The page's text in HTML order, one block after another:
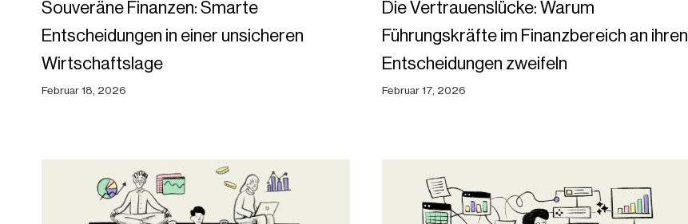
Souveräne Finanzen: Smarte
Entscheidungen in einer unsicheren
Wirtschaftslage
Februar 18, 2026
Die Vertrauenslücke: Warum
Führungskräfte im Finanzbereich an ihren
Entscheidungen zweifeln
Februar 17, 2026